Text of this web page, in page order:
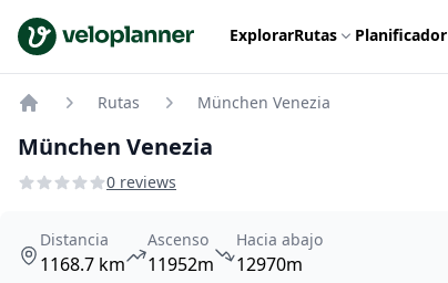
VeloPlanner ExplorarRutas Planificador
Rutas München Venezia
München Venezia
0 reviews
Distancia
1168.7 km
Ascenso
11952m
Hacia abajo
12970m